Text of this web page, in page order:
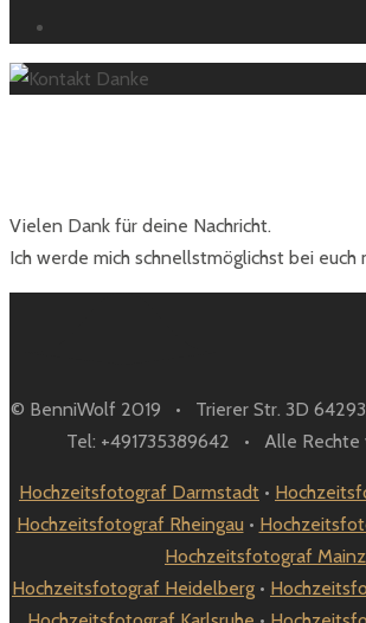
Vielen Dank für deine Nachricht.
Ich werde mich schnellstmöglichst bei euch
© BenniWolf 2019 • Trierer Str. 3D
Tel: +491735389642 • Alle Rechte
Hochzeitsfotograf Darmstadt •
Hochzeitsfotograf Rheingau •
Hochzeitsfotograf Mainz
Hochzeitsfotograf Heidelberg •